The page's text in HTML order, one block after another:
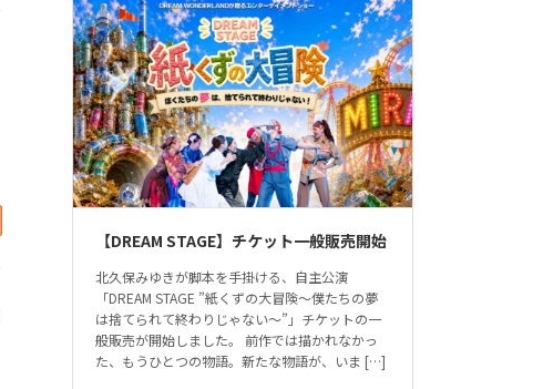
【DREAM STAGE】チケット一般販売開始
北久保みゆきが脚本を手掛ける、自主公演
「DREAM STAGE ”紙くずの大冒険～僕たちの夢
は捨てられて終わりじゃない～”」チケットの一
般販売が開始しました。 前作では描かれなかっ
た、もうひとつの物語。新たな物語が、いま […]